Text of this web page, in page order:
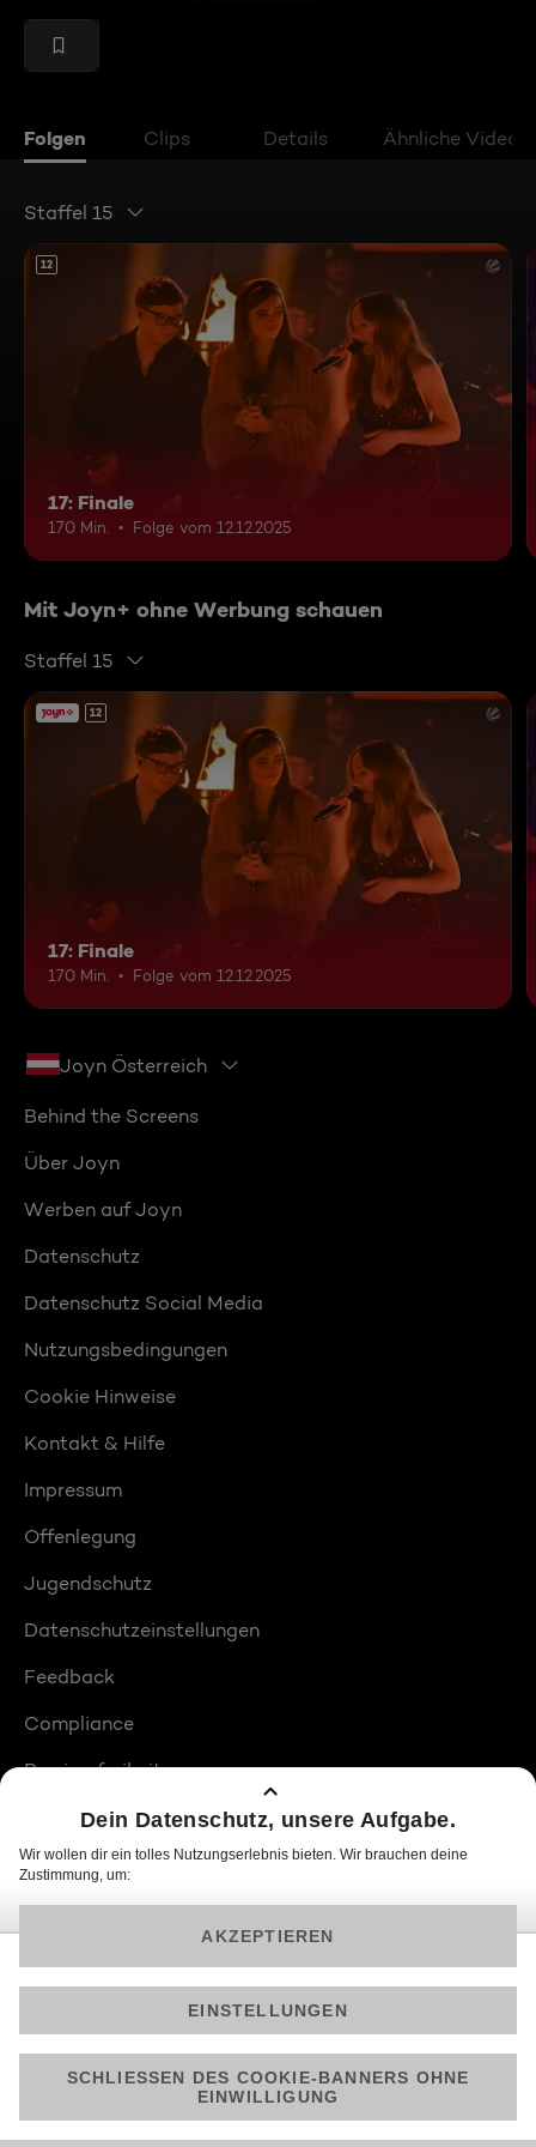
Folgen Clips Details Ähnliche Videos
Staffel 15
12
17: Finale
170 Min. Folge vom 12.12.2025
Mit Joyn+ ohne Werbung schauen
Staffel 15
12
17: Finale
170 Min. Folge vom 12.12.2025
Joyn Österreich
Behind the Screens
Über Joyn
Werben auf Joyn
Datenschutz
Datenschutz Social Media
Nutzungsbedingungen
Cookie Hinweise
Kontakt & Hilfe
Impressum
Offenlegung
Jugendschutz
Datenschutzeinstellungen
Feedback
Compliance
Barrierefreiheit
Produktplatzierungen